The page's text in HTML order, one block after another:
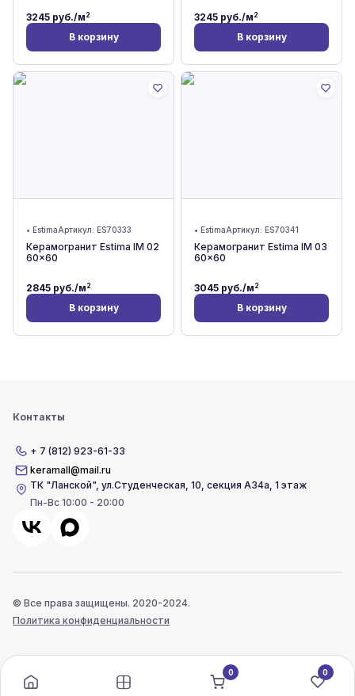
3245 руб./м2
В корзину
3245 руб./м2
В корзину
• EstimaАртикул: ES70333
Керамогранит Estima IM 02
60x60
2845 руб./м2
В корзину
• EstimaАртикул: ES70341
Керамогранит Estima IM 03
60x60
3045 руб./м2
В корзину
Контакты
+ 7 (812) 923-61-33
keramall@mail.ru
ТК "Ланской",ул.Студенческая, 10, секция А34а, 1 этаж
Пн-Вс 10:00 - 20:00
© Все права защищены. 2020-2024.
Политика конфиденциальности
0 0